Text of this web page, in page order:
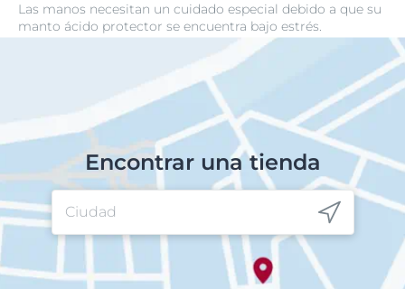
Las manos necesitan un cuidado especial debido a que su
manto ácido protector se encuentra bajo estrés.
Encontrar una tienda